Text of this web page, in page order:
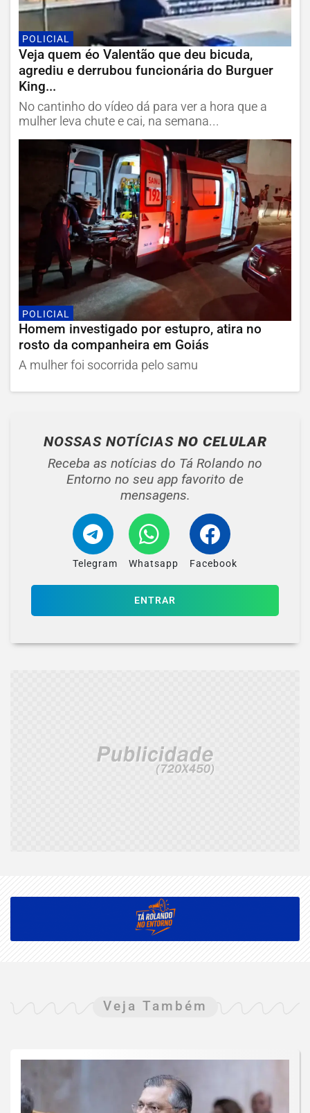
POLICIAL
Veja quem éo Valentão que deu bicuda,
agrediu e derrubou funcionária do Burguer
King...
No cantinho do vídeo dá para ver a hora que a
mulher leva chute e cai, na semana...
POLICIAL
Homem investigado por estupro, atira no
rosto da companheira em Goiás
A mulher foi socorrida pelo samu
NOSSAS NOTÍCIAS NO CELULAR
Receba as notícias do Tá Rolando no
Entorno no seu app favorito de
mensagens.
Telegram Whatsapp Facebook
ENTRAR
Veja Também